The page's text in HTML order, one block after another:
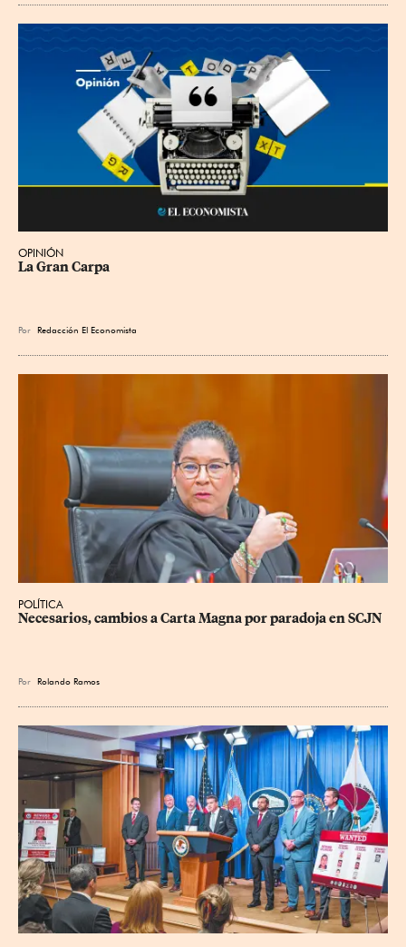
OPINIÓN
La Gran Carpa
Por Redacción El Economista
POLÍTICA
Necesarios, cambios a Carta Magna por paradoja en SCJN
Por Rolando Ramos